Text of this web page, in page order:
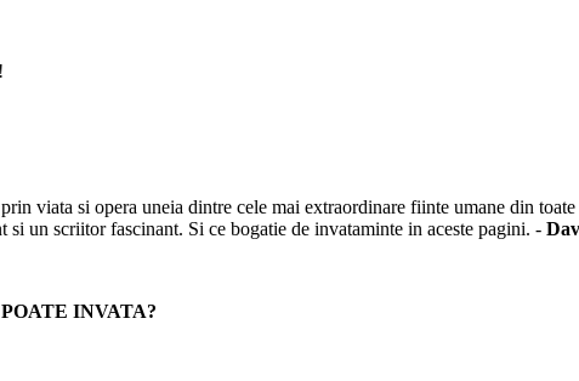
viata si opera uneia dintre cele mai extraordinare fiinte umane din
un scriitor fascinant. Si ce bogatie de invataminte in aceste pagini. -
INVATA?